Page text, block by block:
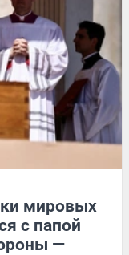
мировых
с папой
—